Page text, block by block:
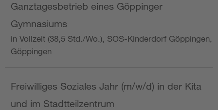
Ganztagesbetrieb eines Göppinger
Gymnasiums
in Vollzeit (38,5 Std./Wo.), SOS-Kinderdorf Göppingen,
Göppingen
Freiwilliges Soziales Jahr (m/w/d) in der Kita
und im Stadtteilzentrum